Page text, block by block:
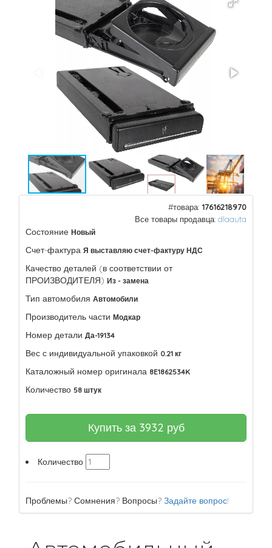
#товара: 17616218970
Все товары продавца: dlaauta
Состояние Новый
Счет-фактура Я выставляю счет-фактуру НДС
Качество деталей (в соответствии от
ПРОИЗВОДИТЕЛЯ) Из - замена
Тип автомобиля Автомобили
Производитель части Модкар
Номер детали Да-19134
Вес с индивидуальной упаковкой 0.21 кг
Каталожный номер оригинала 8E1862534K
Количество 58 штук
Купить за 3932 руб
Количество
Проблемы? Сомнения? Вопросы? Задайте вопрос!